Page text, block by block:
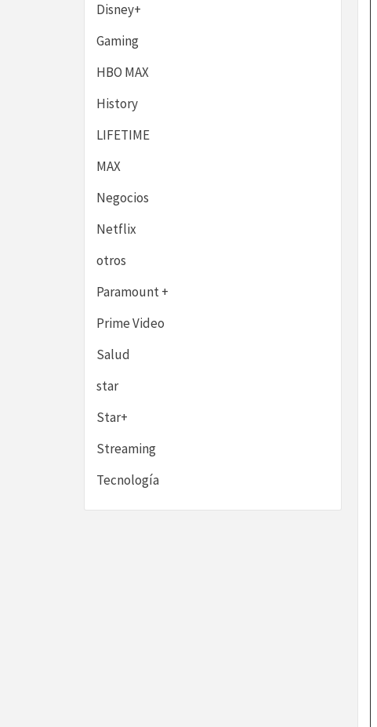
Disney+
Gaming
HBO MAX
History
LIFETIME
MAX
Negocios
Netflix
otros
Paramount +
Prime Video
Salud
star
Star+
Streaming
Tecnología